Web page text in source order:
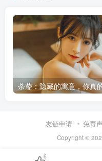
友链申请 免责
Copyright ©
6